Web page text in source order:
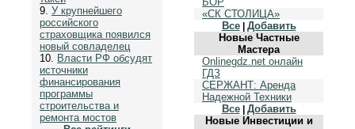
9. У крупнейшего
российского
страховщика появился
новый совладелец
10. Власти РФ обсудят
источники
финансирования
программы
строительства и
ремонта мостов
«СК СТОЛИЦА»
Все| Добавить
Новые Частные
Мастера
Onlinegdz.net онлайн
ГДЗ
СЕРЖАНТ: Аренда
Надежной Техники
Все| Добавить
Новые Инвестиции и